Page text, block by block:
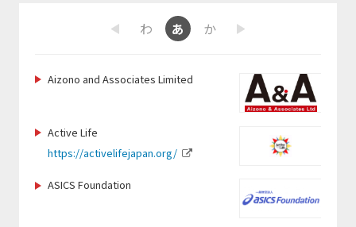
Previous
ら わ あ か さ
Aizono and Associates Limited
Active Life
https://activelifejapan.org/
ASICS Foundation
https://www.city.kamaishi.iwate.jp/
https://xiborg.jp
https://www.kcaa-jp.org/
https://gateway-hotel.co.jp/
https://www.city.narita.chiba.jp
https://corp.mizuno.com/jp
https://www.doping-guardian.com/
https://www.giants.jp/
https://www.lovefutbol-japan.org/